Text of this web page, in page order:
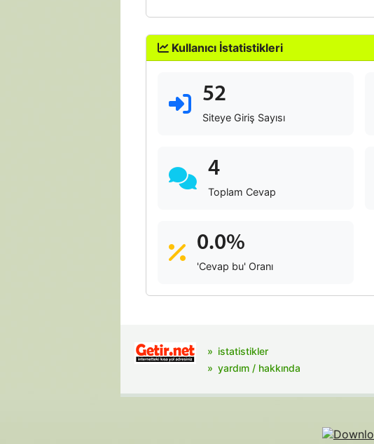
Kullanıcı İstatistikleri
52
Siteye Giriş Sayısı
4
Toplam Cevap
0.0%
'Cevap bu' Oranı
istatistikler
yardım / hakkında